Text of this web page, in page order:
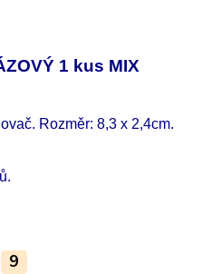
1 kus MIX
Rozměr: 8,3 x 2,4cm.
9